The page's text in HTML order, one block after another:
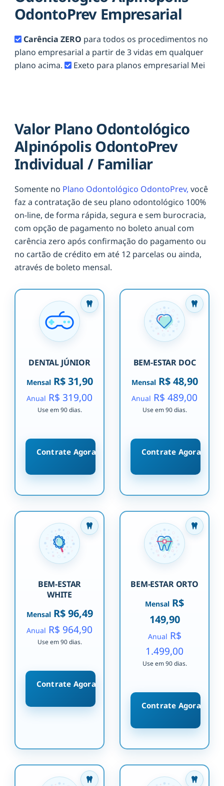
OdontoPrev Empresarial
Carência ZERO para todos os procedimentos no
plano empresarial a partir de 3 vidas em qualquer
plano acima.
Exeto para planos empresarial Mei
Valor Plano Odontológico
Alpinópolis OdontoPrev
Individual / Familiar
Somente no Plano Odontológico OdontoPrev, você
faz a contratação de seu plano odontológico 100%
on-line, de forma rápida, segura e sem burocracia,
com opção de pagamento no boleto anual com
carência zero após confirmação do pagamento ou
no cartão de crédito em até 12 parcelas ou ainda,
através de boleto mensal.
DENTAL JÚNIOR
MensalR$ 31,90
Anual R$ 319,00
Use em 90 dias.
Contrate Agora
BEM-ESTAR DOC
MensalR$ 48,90
Anual R$ 489,00
Use em 90 dias.
Contrate Agora
BEM-ESTAR
WHITE
MensalR$ 96,49
Anual R$ 964,90
Use em 90 dias.
Contrate Agora
BEM-ESTAR ORTO
Mensal R$
149,90
Anual R$
1.499,00
Use em 90 dias.
Contrate Agora